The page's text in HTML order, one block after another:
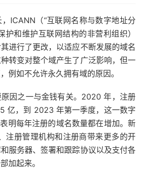
ICANN（“互联网名称与数字地址分
护和维护互联网结构的非营利组织）
进行了更改，以适应不断发展的域名
转变对整个域产生了广泛影响，但一
例如不允许永久拥有域的原因。
因之一与金钱有关。2020 年，注册
亿，到 2023 年第一季度，这一数字
明每年注册的域名数量都在增加。新
注册管理机构和注册商带来更多的开
服务器、签署和跟踪协议以及支付各
加起来。